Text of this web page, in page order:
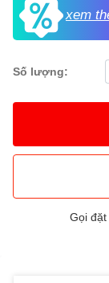
xem
Số lượng:
Gọi đặt